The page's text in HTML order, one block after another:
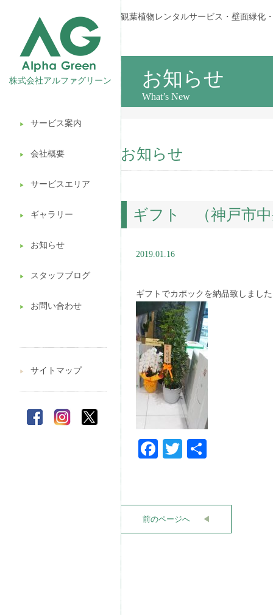
株式会社アルファグリーン
▶︎ サービス案内
▶︎ 会社概要
▶︎ サービスエリア
▶︎ ギャラリー
▶︎ お知らせ
▶︎ スタッフブログ
▶︎ お問い合わせ
観葉植物レンタル
壁面緑化
ギフト販売
造園ガーデニング
植木処分
▶︎ サイトマップ
観葉植物レンタルサービス・壁面緑化
お知らせ
What’s New
お知らせ
ギフト （神戸市
2019.01.16
ギフトでカポックを納品致しまし
Facebook
Twitter
前のページへ ◀︎